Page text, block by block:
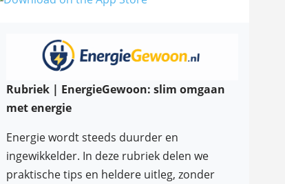
Rubriek | EnergieGewoon: slim omgaan
met energie
Energie wordt steeds duurder en
ingewikkelder. In deze rubriek delen we
praktische tips en heldere uitleg, zonder